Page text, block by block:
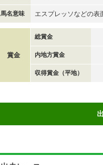
馬名意味 エスプレッソなどの表
賞金
総賞金
内地方賞金
収得賞金（平地）